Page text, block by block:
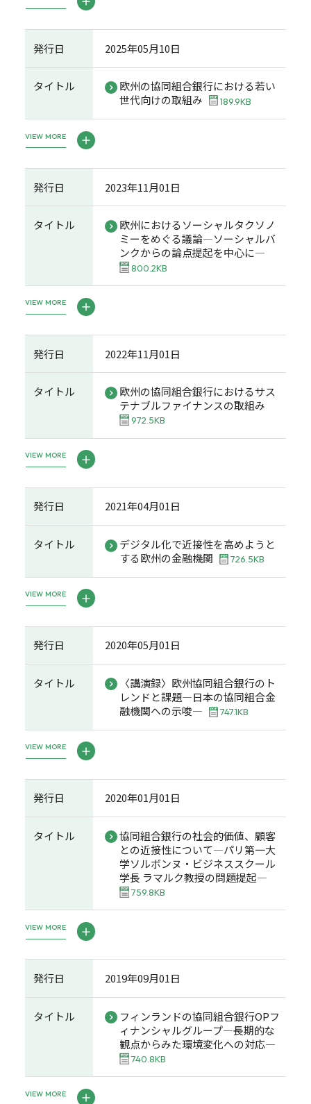
発行日 2025年05月10日
タイトル
欧州の協同組合銀行における若い
世代向けの取組み
189.9KB
VIEW MORE
発行日 2023年11月01日
タイトル
欧州におけるソーシャルタクソノ
ミーをめぐる議論―ソーシャルバ
ンクからの論点提起を中心に―
800.2KB
VIEW MORE
発行日 2022年11月01日
タイトル
欧州の協同組合銀行におけるサス
テナブルファイナンスの取組み
972.5KB
VIEW MORE
発行日 2021年04月01日
タイトル
デジタル化で近接性を高めようと
する欧州の金融機関
726.5KB
VIEW MORE
発行日 2020年05月01日
タイトル
〈講演録〉欧州協同組合銀行のト
レンドと課題―日本の協同組合金
融機関への示唆―
747.1KB
VIEW MORE
発行日 2020年01月01日
タイトル
協同組合銀行の社会的価値、顧客
との近接性について―パリ第一大
学ソルボンヌ・ビジネススクール
学長 ラマルク教授の問題提起―
759.8KB
VIEW MORE
発行日 2019年09月01日
タイトル
フィンランドの協同組合銀行OPフ
ィナンシャルグループ―長期的な
観点からみた環境変化への対応―
740.8KB
VIEW MORE